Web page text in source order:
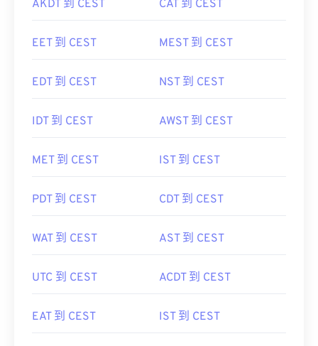
AKDT 到 CEST CAT 到 CEST
EET 到 CEST MEST 到 CEST
EDT 到 CEST NST 到 CEST
IDT 到 CEST AWST 到 CEST
MET 到 CEST IST 到 CEST
PDT 到 CEST CDT 到 CEST
WAT 到 CEST AST 到 CEST
UTC 到 CEST ACDT 到 CEST
EAT 到 CEST IST 到 CEST